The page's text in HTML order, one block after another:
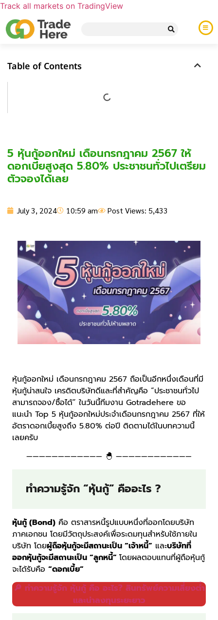
Track all markets on TradingView
Table of Contents
5 หุ้นกู้ออกใหม่ เดือนกรกฎาคม 2567 ให้
ดอกเบี้ยสูงสุด 5.80% ประชาชนทั่วไปเตรียม
ตัวจองได้เลย
July 3, 2024 10:59 am Post Views: 5,433
หุ้นกู้ออกใหม่ เดือนกรกฎาคม 2567 ถือเป็นอีกหนึ่งเดือนที่มี
หุ้นกู้น่าสนใจ เครดิตบริษัทดีและที่สำคัญคือ “ประชาชนทั่วไป
สามารถจอง/ซื้อได้” ในวันนี้ทีมงาน Gotradehere ขอ
แนะนำ Top 5 หุ้นกู้ออกใหม่ประจำเดือนกรกฎาคม 2567 ที่ให้
อัตราดอกเบี้ยสูงถึง 5.80% ต่อปี ติดตามได้ในบทความนี้
เลยครับ
———————————— 🐣 ————————————
ทำความรู้จัก “หุ้นกู้” คืออะไร ?
หุ้นกู้ (Bond) คือ ตราสารหนี้รูปแบบหนึ่งที่ออกโดยบริษัท
ภาคเอกชน โดยมีวัตถุประสงค์เพื่อระดมทุนสำหรับใช้ภายใน
บริษัท โดยผู้ถือหุ้นกู้จะมีสถานะเป็น “เจ้าหนี้” และบริษัทที่
ออกหุ้นกู้จะมีสถานะเป็น “ลูกหนี้”โดยผลตอบแทนที่ผู้ถือหุ้นกู้
จะได้รับคือ“ดอกเบี้ย”
🔎 ทำความรู้จัก หุ้นกู้ คือ อะไร? สินทรัพย์ความเสี่ยงต่ำ
และน่าลงทุนระยะยาว